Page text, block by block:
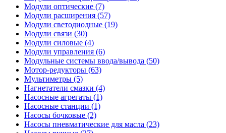
Модули оптические (7)
Модули расширения (57)
Модули светодиодные (19)
Модули связи (30)
Модули силовые (4)
Модули управления (6)
Модульные системы ввода/вывода (50)
Мотор-редукторы (63)
Мультиметры (5)
Нагнетатели смазки (4)
Насосные агрегаты (1)
Насосные станции (1)
Насосы бочковые (2)
Насосы пневматические для масла (23)